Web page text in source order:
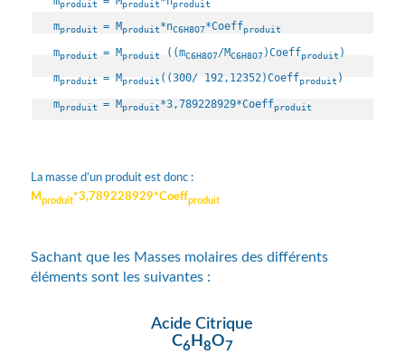
produit produit produit
mproduit = Mproduit*nC6H8O7*Coeffproduit
mproduit = Mproduit ((mC6H8O7/MC6H8O7)Coeffproduit )
mproduit = Mproduit ((300/ 192,12352)Coeffproduit )
mproduit = Mproduit*3,789228929*Coeffproduit
La masse d’un produit est donc :
Mproduit*3,789228929*Coeffproduit
Sachant que les Masses molaires des différents
éléments sont les suivantes :
Acide Citrique
C6 H 8O7